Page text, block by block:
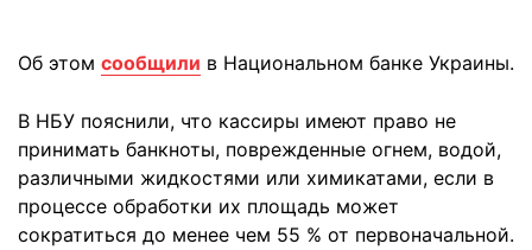
Об этом сообщили в Национальном банке Украины.
В НБУ пояснили, что кассиры имеют право не
принимать банкноты, поврежденные огнем, водой,
различными жидкостями или химикатами, если в
процессе обработки их площадь может
сократиться до менее чем 55 % от первоначальной.